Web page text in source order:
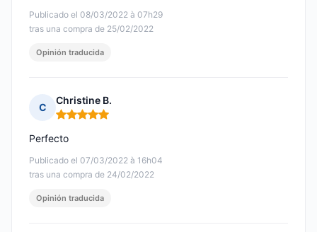
Publicado el 08/03/2022 à 07h29
tras una compra de 25/02/2022
Opinión traducida
C
Christine B.
Nota: 5 de 5
Publicado el 07/03/2022 à 16h04
tras una compra de 24/02/2022
Perfecto
Opinión traducida